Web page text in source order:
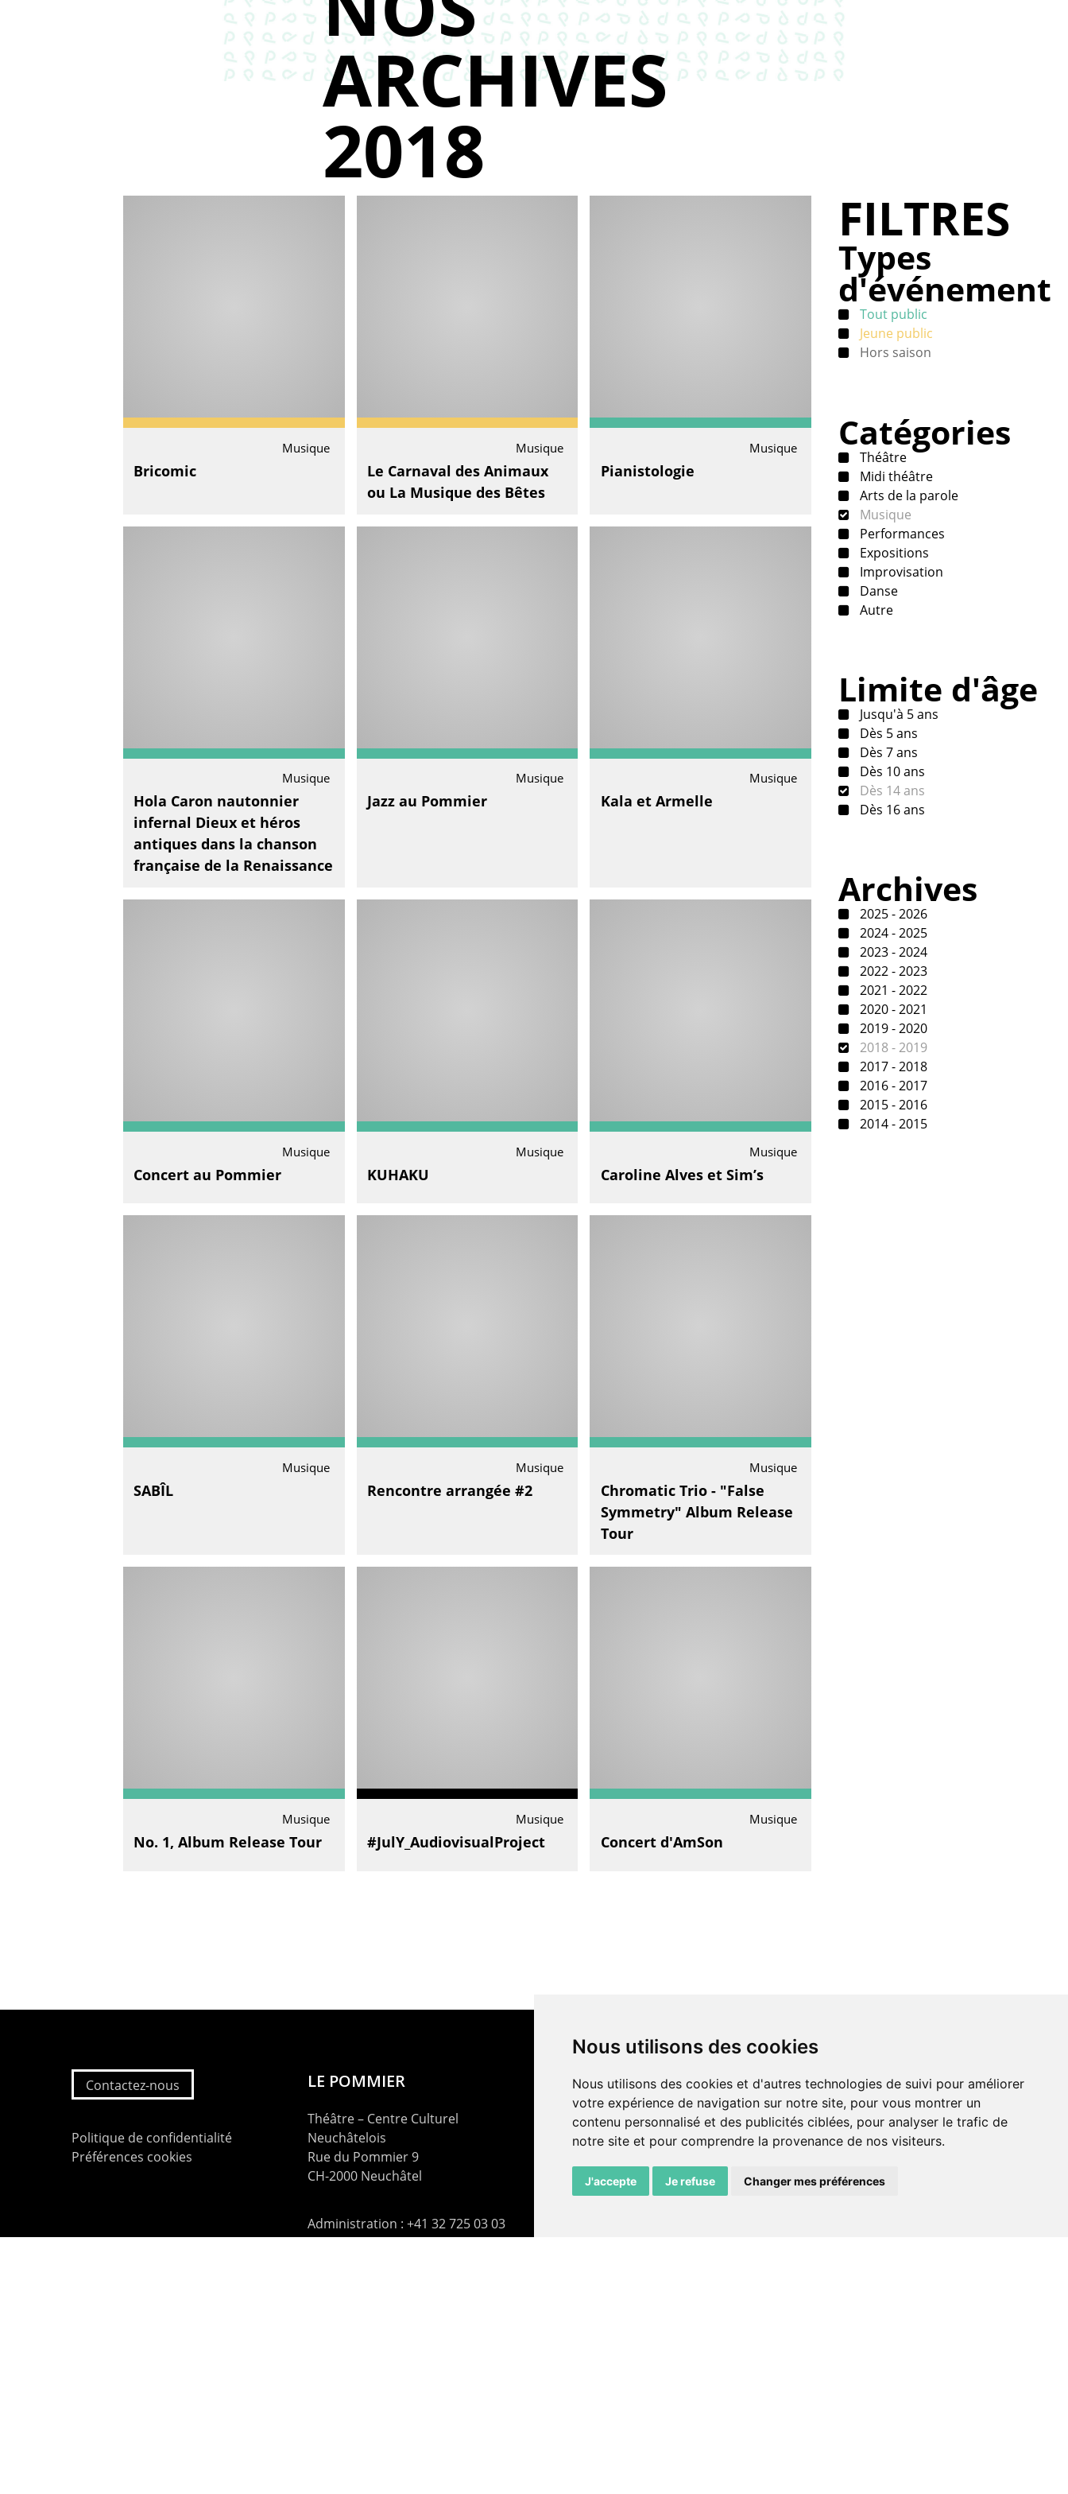
Nous utilisons des cookies
Nous utilisons des cookies et d'autres technologies de suivi pour améliorer
votre expérience de navigation sur notre site, pour vous montrer un
contenu personnalisé et des publicités ciblées, pour analyser le trafic de
notre site et pour comprendre la provenance de nos visiteurs.
J'accepte Je refuse Changer mes préférences
ARCHIVES
2018
Musique
Bricomic
Musique
Le Carnaval des Animaux
ou La Musique des Bêtes
Musique
Pianistologie
Musique
Hola Caron nautonnier
infernal Dieux et héros
antiques dans la chanson
française de la Renaissance
Musique
Jazz au Pommier
Musique
Kala et Armelle
Musique
Concert au Pommier
Musique
KUHAKU
Musique
Caroline Alves et Sim’s
Musique
SABÎL
Musique
Rencontre arrangée #2
Musique
Chromatic Trio - "False
Symmetry" Album Release
Tour
Musique
No. 1, Album Release Tour
Musique
#JulY_AudiovisualProject
Musique
Concert d'AmSon
FILTRES
Types
d'événement
Tout public
Jeune public
Hors saison
Catégories
Théâtre
Midi théâtre
Arts de la parole
Musique
Performances
Expositions
Improvisation
Danse
Autre
Limite d'âge
Jusqu'à 5 ans
Dès 5 ans
Dès 7 ans
Dès 10 ans
Dès 14 ans
Dès 16 ans
Archives
2025 - 2026
2024 - 2025
2023 - 2024
2022 - 2023
2021 - 2022
2020 - 2021
2019 - 2020
2018 - 2019
2017 - 2018
2016 - 2017
2015 - 2016
2014 - 2015
Contactez-nous
Politique de confidentialité
Préférences cookies
LE POMMIER
Théâtre – Centre Culturel
Neuchâtelois
Rue du Pommier 9
CH-2000 Neuchâtel
Administration : +41 32 725 03 03
Billetterie : +41 32 725 05 05
LIENS AMIS
Centre de culture ABC
ADN – Association Danse Neuchâtel